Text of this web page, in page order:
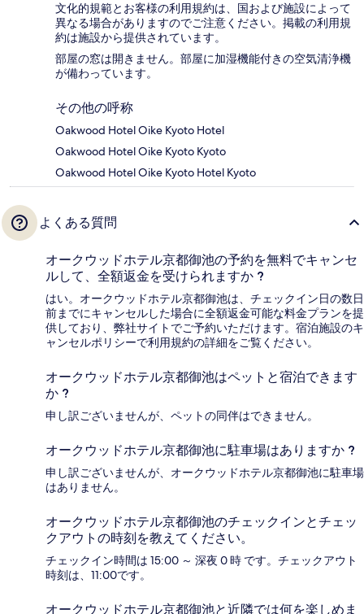
文化的規範とお客様の利用規約は、国および施設によって
異なる場合がありますのでご注意ください。掲載の利用規
約は施設から提供されています。
部屋の窓は開きません。部屋に加湿機能付きの空気清浄機
が備わっています。
その他の呼称
Oakwood Hotel Oike Kyoto Hotel
Oakwood Hotel Oike Kyoto Kyoto
Oakwood Hotel Oike Kyoto Hotel Kyoto
よくある質問
オークウッドホテル京都御池の予約を無料でキャンセ
ルして、全額返金を受けられますか ?
はい。オークウッドホテル京都御池は、チェックイン日の数日
前までにキャンセルした場合に全額返金可能な料金プランを提
供しており、弊社サイトでご予約いただけます。宿泊施設のキ
ャンセルポリシーで利用規約の詳細をご覧ください。
オークウッドホテル京都御池はペットと宿泊できます
か ?
申し訳ございませんが、ペットの同伴はできません。
オークウッドホテル京都御池に駐車場はありますか ?
申し訳ございませんが、オークウッドホテル京都御池に駐車場
はありません。
オークウッドホテル京都御池のチェックインとチェッ
クアウトの時刻を教えてください。
チェックイン時間は 15:00 ～ 深夜 0 時 です。チェックアウト
時刻は、11:00です。
オークウッドホテル京都御池と近隣では何を楽しめま